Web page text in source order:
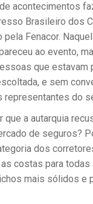
acontecimentos
Brasileiro dos
Fenacor.
ao evento,
que estavam
e sem
representantes do
que a autarquia
de seguros?
dos
costas para todas
mais sólidos e